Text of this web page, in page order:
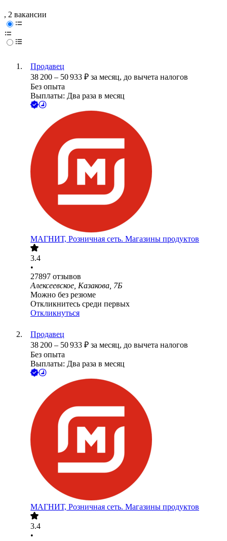
, 2 вакансии
Продавец
38 200 – 50 933 ₽ за месяц, до вычета налогов
Без опыта
Выплаты: Два раза в месяц
МАГНИТ, Розничная сеть. Магазины продуктов
3.4
•
27897 отзывов
Алексеевское, Казакова, 7Б
Можно без резюме
Откликнитесь среди первых
Откликнуться
Продавец
38 200 – 50 933 ₽ за месяц, до вычета налогов
Без опыта
Выплаты: Два раза в месяц
МАГНИТ, Розничная сеть. Магазины продуктов
3.4
•